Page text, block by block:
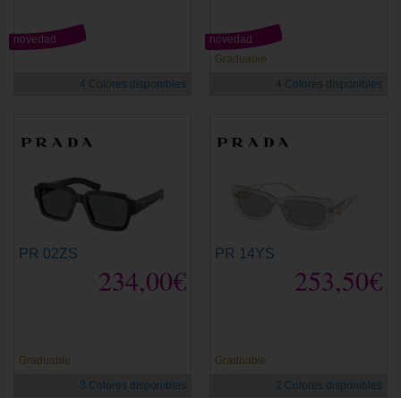
novedad
4 Colores disponibles
Graduable
novedad
4 Colores disponibles
PR 02ZS
234,00€
Graduable
3 Colores disponibles
PR 14YS
253,50€
Graduable
2 Colores disponibles